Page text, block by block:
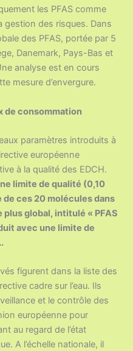
les PFAS comme
gestion des risques. Dans
des PFAS, portée par 5
Danemark, Pays-Bas et
analyse est en cours
mesure d’envergure.
de consommation
paramètres introduits à
européenne
à la qualité des EDCH.
limite de qualité (0,10
ces 20 molécules dans
plus global, intitulé « PFAS
avec une limite de
figurent dans la liste des
cadre sur l’eau. Ils
et le contrôle des
européenne pour
au regard de l’état
A l’échelle nationale, il